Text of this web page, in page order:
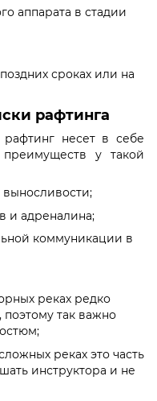
аппарата в стадии
сроках или на
рафтинга
несет в себе
у такой
выносливости;
и адреналина;
коммуникации в
реках редко
поэтому так важно
реках это часть
инструктора и не